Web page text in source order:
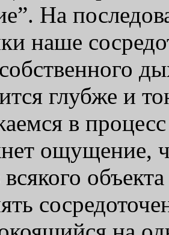
На
наше
глубже и
в
ощущение,